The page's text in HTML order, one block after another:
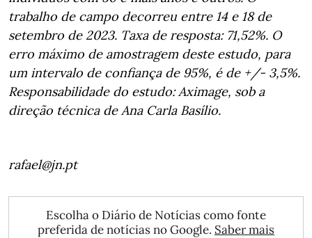
trabalho de campo decorreu entre 14 e 18 de
setembro de 2023. Taxa de resposta: 71,52%. O
erro máximo de amostragem deste estudo, para
um intervalo de confiança de 95%, é de +/- 3,5%.
Responsabilidade do estudo: Aximage, sob a
direção técnica de Ana Carla Basílio.
rafael@jn.pt
Escolha o Diário de Notícias como fonte
preferida de notícias no Google. Saber mais